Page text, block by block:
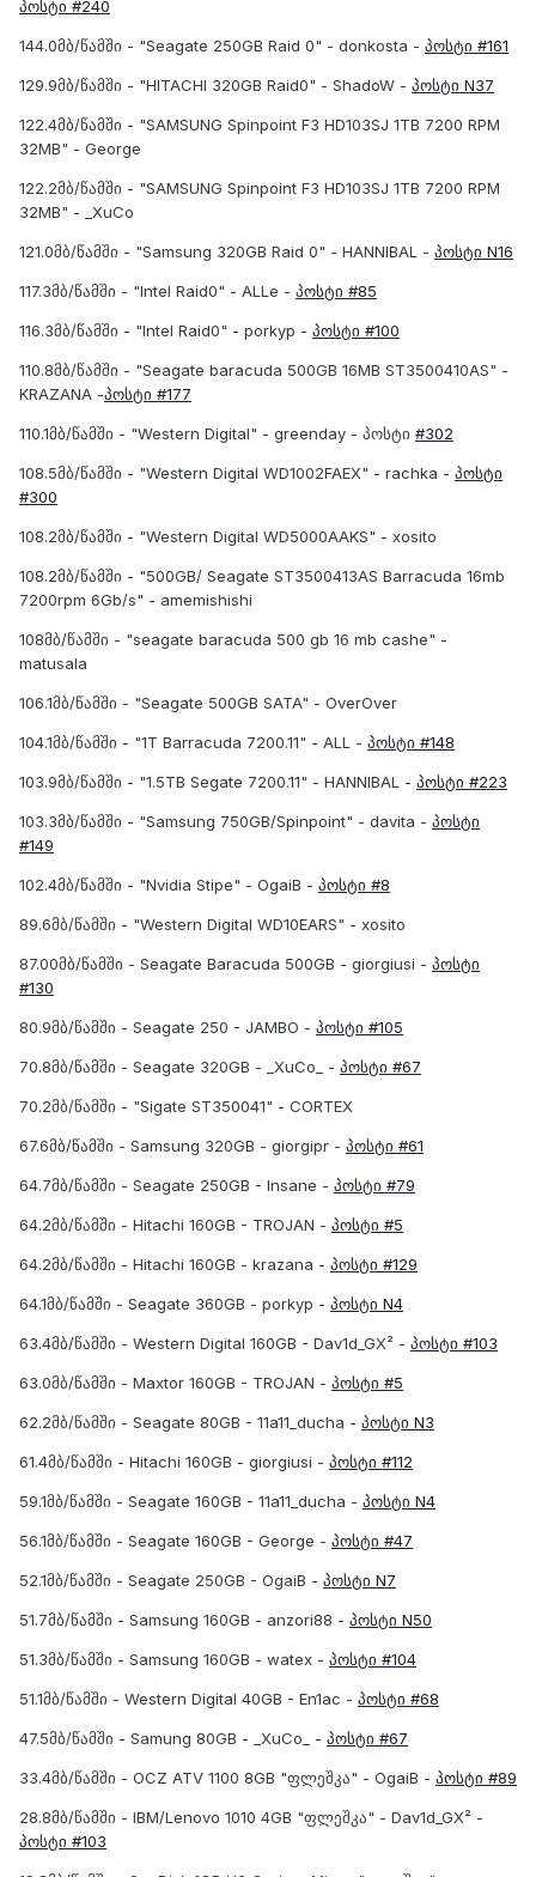
პოსტი #240
144.0მბ/წამში - "Seagate 250GB Raid 0" - donkosta - პოსტი #161
129.9მბ/წამში - "HITACHI 320GB Raid0" - ShadoW - პოსტი N37
122.4მბ/წამში - "SAMSUNG Spinpoint F3 HD103SJ 1TB 7200 RPM
32MB" - George
122.2მბ/წამში - "SAMSUNG Spinpoint F3 HD103SJ 1TB 7200 RPM
32MB" - _XuCo
121.0მბ/წამში - "Samsung 320GB Raid 0" - HANNIBAL - პოსტი N16
117.3მბ/წამში - "Intel Raid0" - ALLe - პოსტი #85
116.3მბ/წამში - "Intel Raid0" - porkyp - პოსტი #100
110.8მბ/წამში - "Seagate baracuda 500GB 16MB ST3500410AS" -
KRAZANA -პოსტი #177
110.1მბ/წამში - "Western Digital" - greenday - პოსტი #302
108.5მბ/წამში - "Western Digital WD1002FAEX" - rachka - პოსტი
#300
108.2მბ/წამში - "Western Digital WD5000AAKS" - xosito
108.2მბ/წამში - "500GB/ Seagate ST3500413AS Barracuda 16mb
7200rpm 6Gb/s" - amemishishi
108მბ/წამში - "seagate baracuda 500 gb 16 mb cashe" -
matusala
106.1მბ/წამში - "Seagate 500GB SATA" - OverOver
104.1მბ/წამში - "1T Barracuda 7200.11" - ALL - პოსტი #148
103.9მბ/წამში - "1.5TB Segate 7200.11" - HANNIBAL - პოსტი #223
103.3მბ/წამში - "Samsung 750GB/Spinpoint" - davita - პოსტი
#149
102.4მბ/წამში - "Nvidia Stipe" - OgaiB - პოსტი #8
89.6მბ/წამში - "Western Digital WD10EARS" - xosito
87.00მბ/წამში - Seagate Baracuda 500GB - giorgiusi - პოსტი
#130
80.9მბ/წამში - Seagate 250 - JAMBO - პოსტი #105
70.8მბ/წამში - Seagate 320GB - _XuCo_ - პოსტი #67
70.2მბ/წამში - "Sigate ST350041" - CORTEX
67.6მბ/წამში - Samsung 320GB - giorgipr - პოსტი #61
64.7მბ/წამში - Seagate 250GB - Insane - პოსტი #79
64.2მბ/წამში - Hitachi 160GB - TROJAN - პოსტი #5
64.2მბ/წამში - Hitachi 160GB - krazana - პოსტი #129
64.1მბ/წამში - Seagate 360GB - porkyp - პოსტი N4
63.4მბ/წამში - Western Digital 160GB - Dav1d_GX² - პოსტი #103
63.0მბ/წამში - Maxtor 160GB - TROJAN - პოსტი #5
62.2მბ/წამში - Seagate 80GB - 11a11_ducha - პოსტი N3
61.4მბ/წამში - Hitachi 160GB - giorgiusi - პოსტი #112
59.1მბ/წამში - Seagate 160GB - 11a11_ducha - პოსტი N4
56.1მბ/წამში - Seagate 160GB - George - პოსტი #47
52.1მბ/წამში - Seagate 250GB - OgaiB - პოსტი N7
51.7მბ/წამში - Samsung 160GB - anzori88 - პოსტი N50
51.3მბ/წამში - Samsung 160GB - watex - პოსტი #104
51.1მბ/წამში - Western Digital 40GB - En1ac - პოსტი #68
47.5მბ/წამში - Samung 80GB - _XuCo_ - პოსტი #67
33.4მბ/წამში - OCZ ATV 1100 8GB "ფლეშკა" - OgaiB - პოსტი #89
28.8მბ/წამში - IBM/Lenovo 1010 4GB "ფლეშკა" - Dav1d_GX² -
პოსტი #103